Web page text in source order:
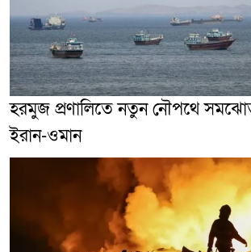
হরমুজ প্রণালিতে নতুন নৌপথে
ইরান-ওমান